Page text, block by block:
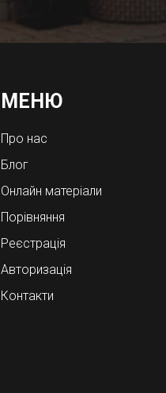
МЕНЮ
Про нас
Блог
Онлайн матеріали
Порівняння
Реєстрація
Авторизація
Контакти